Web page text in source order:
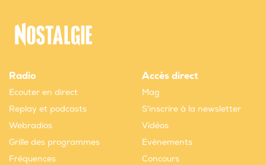
Radio
Ecouter en direct
Replay et podcasts
Webradios
Grille des programmes
Fréquences
Accès direct
Mag
S'inscrire à la newsletter
Vidéos
Evènements
Concours